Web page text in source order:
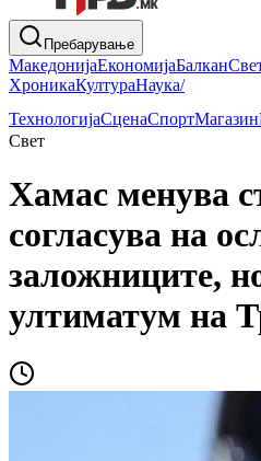
Пребарување
МакедонијаЕкономијаБалкан
ХроникаКултураНаука/
ТехнологијаСценаСпортМагазин
Свет
Хамас менува
согласува на
заложниците,
ултиматум на